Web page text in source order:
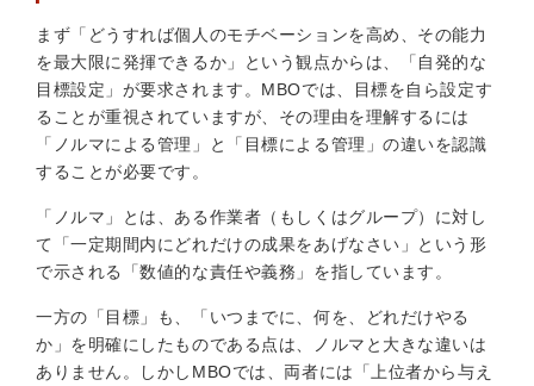
まず「どうすれば個人のモチベーションを高め、その能力
を最大限に発揮できるか」という観点からは、「自発的な
目標設定」が要求されます。MBOでは、目標を自ら設定す
ることが重視されていますが、その理由を理解するには
「ノルマによる管理」と「目標による管理」の違いを認識
することが必要です。
「ノルマ」とは、ある作業者（もしくはグループ）に対し
て「一定期間内にどれだけの成果をあげなさい」という形
で示される「数値的な責任や義務」を指しています。
一方の「目標」も、「いつまでに、何を、どれだけやる
か」を明確にしたものである点は、ノルマと大きな違いは
ありません。しかしMBOでは、両者には「上位者から与え